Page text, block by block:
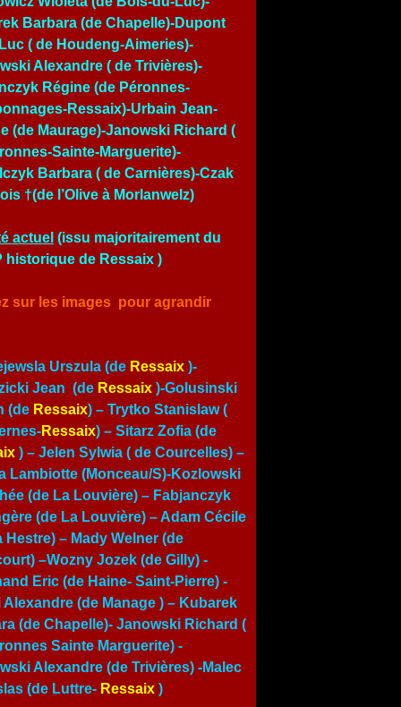
Barbara (de Chapelle)-Dupont
( de Houdeng-Aimeries)-
Alexandre ( de Trivières)-
Régine (de Péronnes-
Ressaix)-Urbain Jean-
(de Maurage)-Janowski Richard (
Sainte-Marguerite)-
Barbara ( de Carnières)-Czak
†(de l’Olive à Morlanwelz)
actuel (issu majoritairement du
historique de Ressaix )
sur les images pour agrandir
Urszula (de Ressaix )-
Jean (de Ressaix )-Golusinski
(de Ressaix) – Trytko Stanislaw (
Ressaix) – Sitarz Zofia (de
) – Jelen Sylwia ( de Courcelles) –
Lambiotte (Monceau/S)-Kozlowski
(de La Louvière) – Fabjanczyk
(de La Louvière) – Adam Cécile
Hestre) – Mady Welner (de
–Wozny Jozek (de Gilly) -
Eric (de Haine- Saint-Pierre) -
Alexandre (de Manage ) – Kubarek
(de Chapelle)- Janowski Richard (
Sainte Marguerite) -
Alexandre (de Trivières) -Malec
(de Luttre- Ressaix )